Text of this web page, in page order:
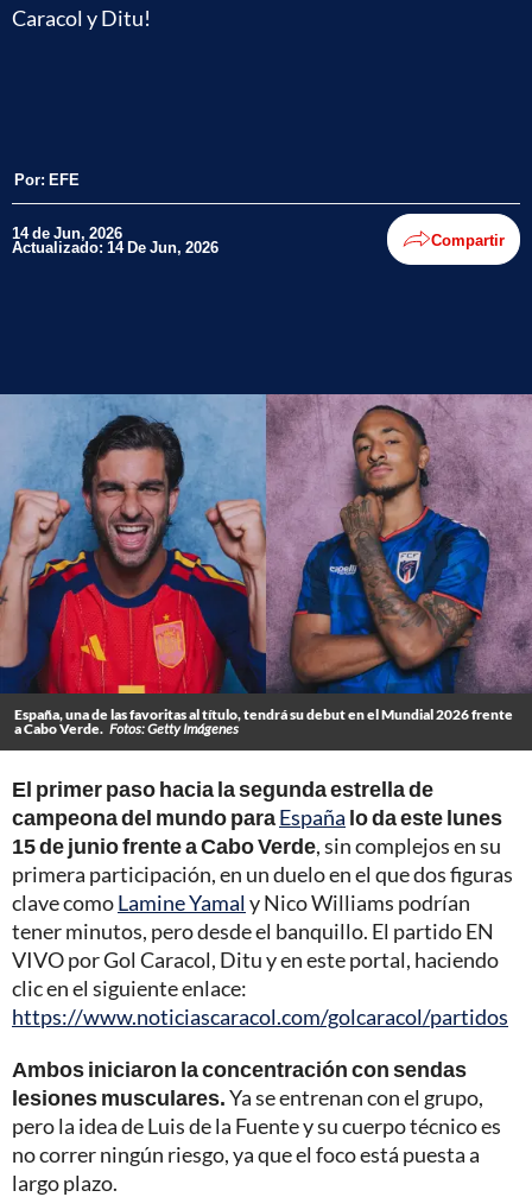
Caracol y Ditu!
Por: EFE
14 de Jun, 2026
Actualizado: 14 De Jun, 2026 Compartir
España, una de las favoritas al título, tendrá su debut en el Mundial 2026 frente
a Cabo Verde. Fotos: Getty Imágenes
El primer paso hacia la segunda estrella de
campeona del mundo paraEspaña lo da este lunes
15 de junio frente a Cabo Verde, sin complejos en su
primera participación, en un duelo en el que dos figuras
clave comoLamine Yamaly Nico Williams podrían
tener minutos, pero desde el banquillo. El partido EN
VIVO por Gol Caracol, Ditu y en este portal, haciendo
clic en el siguiente enlace:
https://www.noticiascaracol.com/golcaracol/partidos
Ambos iniciaron la concentración con sendas
lesiones musculares.Ya se entrenan con el grupo,
pero la idea de Luis de la Fuente y su cuerpo técnico es
no correr ningún riesgo, ya que el foco está puesta a
largo plazo.